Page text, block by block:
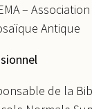
–
Antique
de la